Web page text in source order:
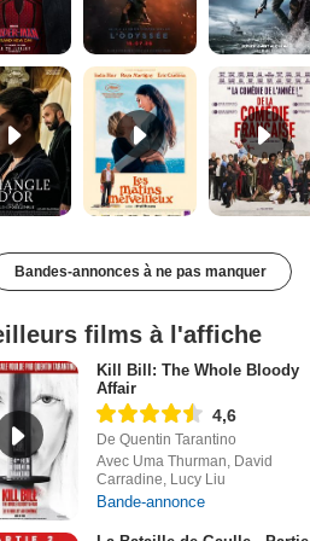
Les Matins merveilleux Bande-annonce VF De la Comédie-Française Teaser VF
Bandes-annonces à ne pas manquer
films à l'affiche
Kill Bill: The Whole Bloody
Affair
4,6
De Quentin Tarantino
Avec Uma Thurman, David
Carradine, Lucy Liu
Bande-annonce